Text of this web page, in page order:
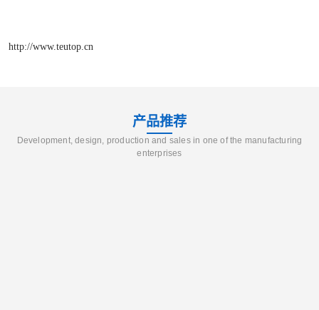
http://www.teutop.cn
产品推荐
Development, design, production and sales in one of the manufacturing
enterprises